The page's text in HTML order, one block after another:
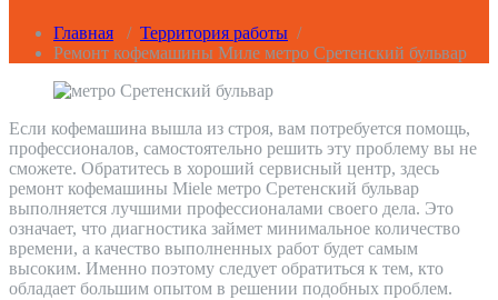
Главная / Территория работы /
Ремонт кофемашины Миле метро Сретенский бульвар
Если кофемашина вышла из строя, вам потребуется помощь,
профессионалов, самостоятельно решить эту проблему вы не
сможете. Обратитесь в хороший сервисный центр, здесь
ремонт кофемашины Miele метро Сретенский бульвар
выполняется лучшими профессионалами своего дела. Это
означает, что диагностика займет минимальное количество
времени, а качество выполненных работ будет самым
высоким. Именно поэтому следует обратиться к тем, кто
обладает большим опытом в решении подобных проблем.